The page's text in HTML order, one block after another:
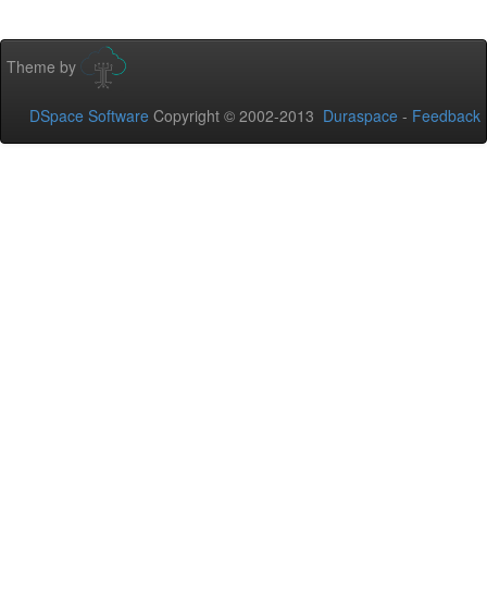
Theme by
DSpace Software Copyright © 2002-2013 Duraspace - Feedback